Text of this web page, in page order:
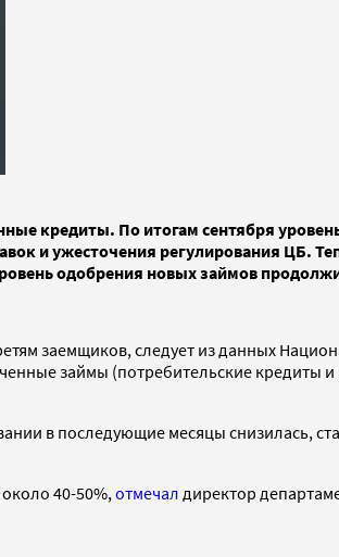
кредиты. По итогам сентября
и ужесточения регулирования ЦБ.
одобрения новых займов
заемщиков, следует из данных
займы (потребительские кредиты и
в последующие месяцы снизилась,
40-50%, отмечал директор